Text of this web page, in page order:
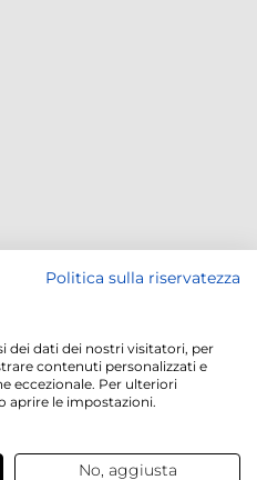
Politica sulla riservatezza
dei dati dei nostri visitatori, per
contenuti personalizzati e
eccezionale. Per ulteriori
aprire le impostazioni.
No, aggiusta